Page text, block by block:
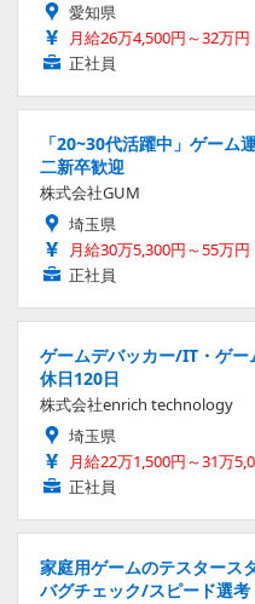
愛知県
月給26万4,500円～32万円
正社員
「20~30代活躍中」ゲー
二新卒歓迎
株式会社GUM
埼玉県
月給30万5,300円～55万円
正社員
ゲームデバッカー/IT・ゲ
休日120日
株式会社enrich technology
埼玉県
月給22万1,500円～31万
正社員
家庭用ゲームのテスタース
バグチェック/スピード選考